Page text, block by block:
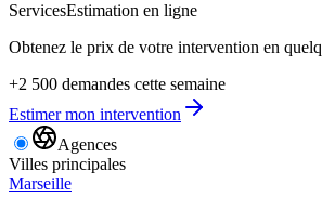
ServicesEstimation en ligne
Obtenez le prix de votre intervention en
+2 500 demandes cette semaine
Estimer mon intervention
Agences
Villes principales
Marseille